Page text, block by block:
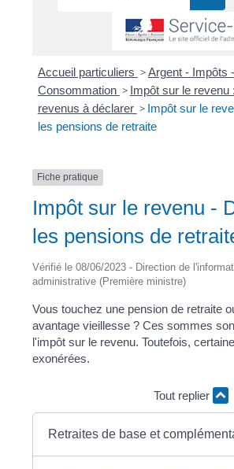
Accueil particuliers >Argent - Impôts -
Consommation > Impôt sur le revenu
revenus à déclarer > Impôt sur le
les pensions de retraite
Fiche pratique
Impôt sur le revenu -
les pensions de
Vérifié le 08/06/2023 - Direction de
administrative (Première ministre)
Vous touchez une pension de retraite
avantage vieillesse ? Ces sommes
l'impôt sur le revenu. Toutefois,
exonérées.
Tout replier
Retraites de base et